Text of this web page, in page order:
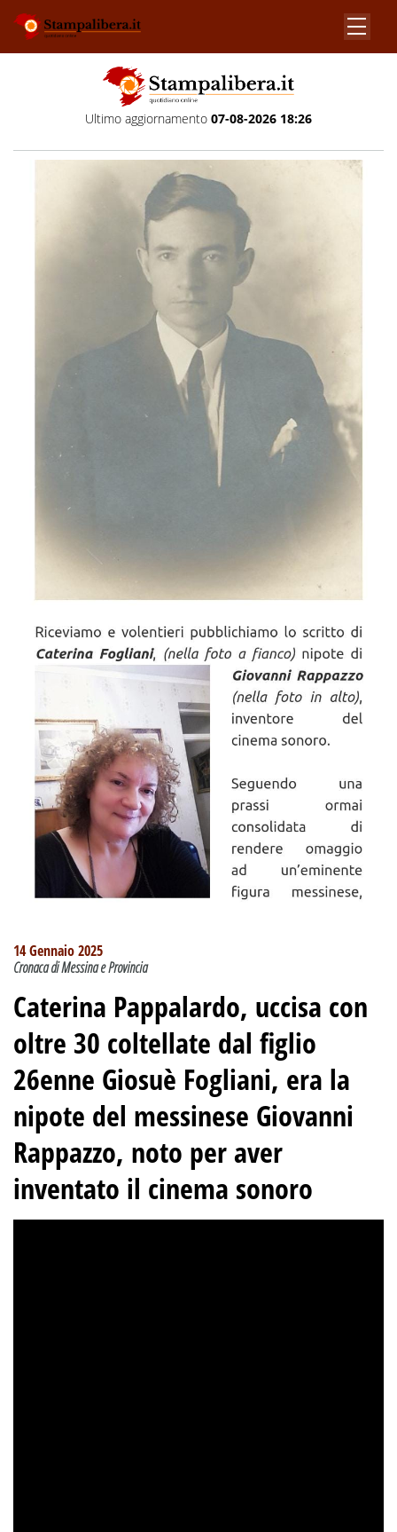
Ultimo aggiornamento 07-08-2026 18:26
14 Gennaio 2025
Cronaca di Messina e Provincia
Caterina Pappalardo, uccisa con
oltre 30 coltellate dal figlio
26enne Giosuè Fogliani, era la
nipote del messinese Giovanni
Rappazzo, noto per aver
inventato il cinema sonoro